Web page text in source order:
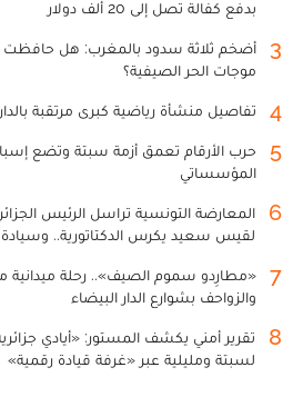
بدفع كفالة تصل إلى 20 ألف دولار
3
أضخم ثلاثة سدود بالمغرب: هل
موجات الحر الصيفية؟
4 تفاصيل منشأة رياضية كبرى مرتقبة
5
حرب الأرقام تعمق أزمة سبتة وتضع
المؤسساتي
6
المعارضة التونسية تراسل الرئيس
لقيس سعيد يكرس الدكتاتورية..
7
«مطارِدو سموم الصيف».. رحلة ميدانية
والزواحف بشوارع الدار البيضاء
8
تقرير أمني يكشف المستور: «أيادي
لسبتة ومليلية عبر «غرفة قيادة رقمية»